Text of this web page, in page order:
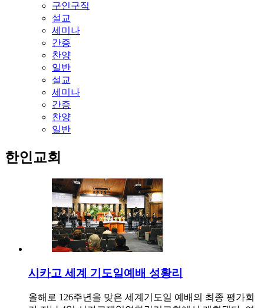
구인구직
설교
세미나
간증
찬양
일반
설교
세미나
간증
찬양
일반
한인교회
시카고 세계 기도일예배 성황리
올해로 126주년을 맞은 세계기도일 예배의 최종 평가회